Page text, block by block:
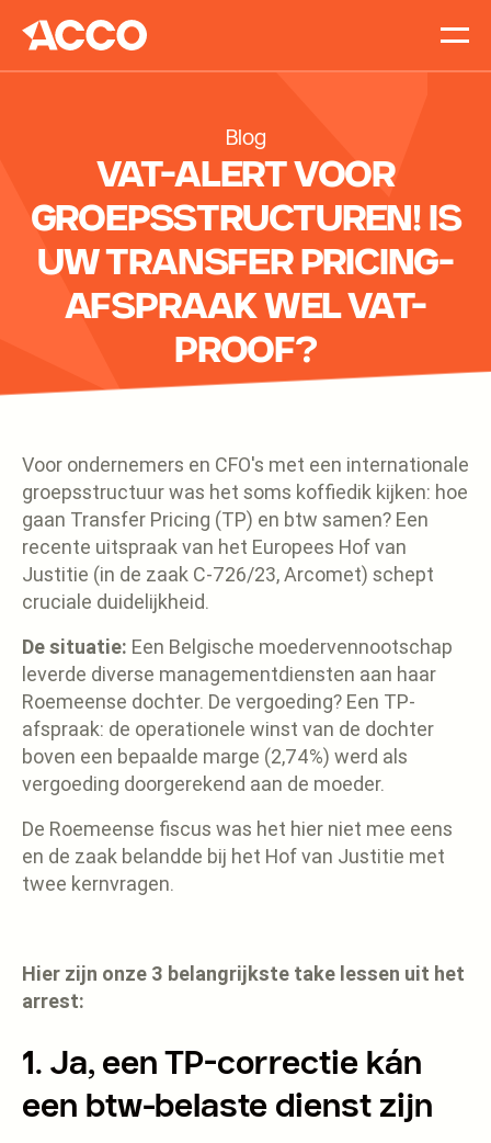
Contact
Blog
VAT-ALERT VOOR
GROEPSSTRUCTUREN! IS
UW TRANSFER PRICING-
AFSPRAAK WEL VAT-
PROOF?
Voor ondernemers en CFO's met een internationale
groepsstructuur was het soms koffiedik kijken: hoe
gaan Transfer Pricing (TP) en btw samen? Een
recente uitspraak van het Europees Hof van
Justitie (in de zaak C-726/23, Arcomet) schept
cruciale duidelijkheid.
De situatie: Een Belgische moedervennootschap
leverde diverse managementdiensten aan haar
Roemeense dochter. De vergoeding? Een TP-
afspraak: de operationele winst van de dochter
boven een bepaalde marge (2,74%) werd als
vergoeding doorgerekend aan de moeder.
De Roemeense fiscus was het hier niet mee eens
en de zaak belandde bij het Hof van Justitie met
twee kernvragen.
Hier zijn onze 3 belangrijkste take lessen uit het
arrest:
1. Ja, een TP-correctie kán
een btw-belaste dienst zijn